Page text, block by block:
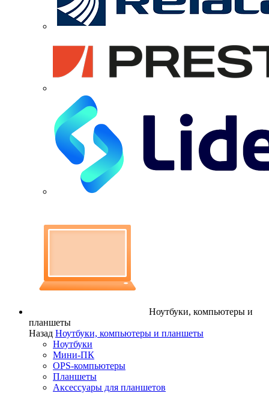
Ноутбуки, компьютеры и
планшеты
Назад Ноутбуки, компьютеры и планшеты
Ноутбуки
Мини-ПК
OPS-компьютеры
Планшеты
Аксессуары для планшетов